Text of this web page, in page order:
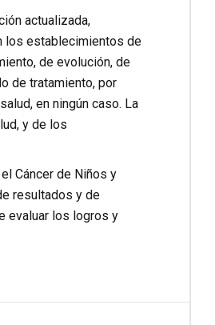
actualizada,
los establecimientos de
de evolución, de
de tratamiento, por
en ningún caso. La
y de los
Cáncer de Niños y
resultados y de
evaluar los logros y